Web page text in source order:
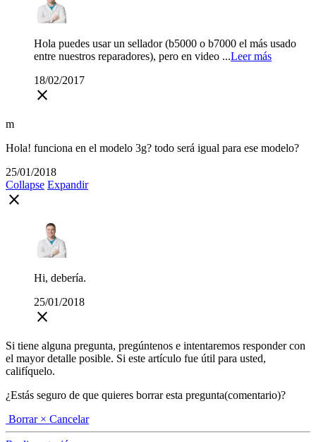
Hola puedes usar un sellador (b5000 o b7000 el más usado
entre nuestros reparadores), pero en video ...Leer más
18/02/2017
close
m
Hola! funciona en el modelo 3g? todo será igual para ese modelo?
25/01/2018
Collapse Expandir
close
Hi, debería.
25/01/2018
close
Si tiene alguna pregunta, pregúntenos e intentaremos responder con
el mayor detalle posible. Si este artículo fue útil para usted,
califíquelo.
¿Estás seguro de que quieres borrar esta pregunta(comentario)?
Borrar × Cancelar